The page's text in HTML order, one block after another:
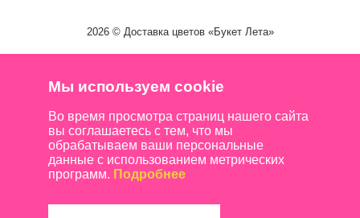
2026 © Доставка цветов«Букет Лета»
Мы используем cookie
Во время просмотра страниц нашего сайта
вы соглашаетесь с тем, что мы
обрабатываем ваши персональные
данные с использованием метрических
программ. Подробнее